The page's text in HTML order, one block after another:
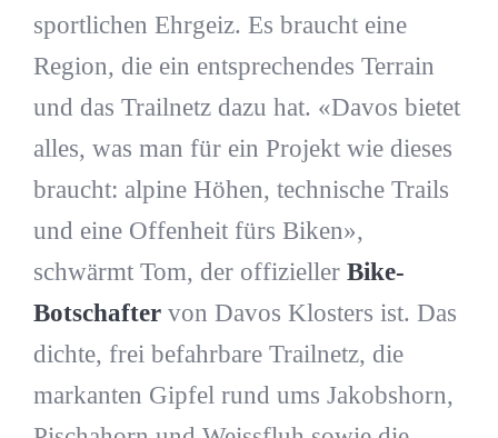
sportlichen Ehrgeiz. Es braucht eine
Region, die ein entsprechendes Terrain
und das Trailnetz dazu hat. «Davos bietet
alles, was man für ein Projekt wie dieses
braucht: alpine Höhen, technische Trails
und eine Offenheit fürs Biken»,
schwärmt Tom, der offizieller Bike-
Botschaftervon Davos Klosters ist. Das
dichte, frei befahrbare Trailnetz, die
markanten Gipfel rund ums Jakobshorn,